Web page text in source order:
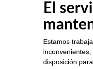
El
Estamos
inconvenientes,
disposición